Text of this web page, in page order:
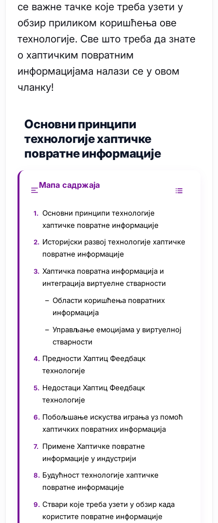
се важне тачке које треба узети у
обзир приликом коришћења ове
технологије. Све што треба да знате
о хаптичким повратним
информацијама налази се у овом
чланку!
Основни принципи
технологије хаптичке
повратне информације
Мапа садржаја
Основни принципи технологије
хаптичке повратне информације
Историјски развој технологије хаптичке
повратне информације
Хаптичка повратна информација и
интеграција виртуелне стварности
Области коришћења повратних
информација
Управљање емоцијама у виртуелној
стварности
Предности Хаптиц Феедбацк
технологије
Недостаци Хаптиц Феедбацк
технологије
Побољшање искуства играња уз помоћ
хаптичких повратних информација
Примене Хаптичке повратне
информације у индустрији
Будућност технологије хаптичке
повратне информације
Ствари које треба узети у обзир када
користите повратне информације